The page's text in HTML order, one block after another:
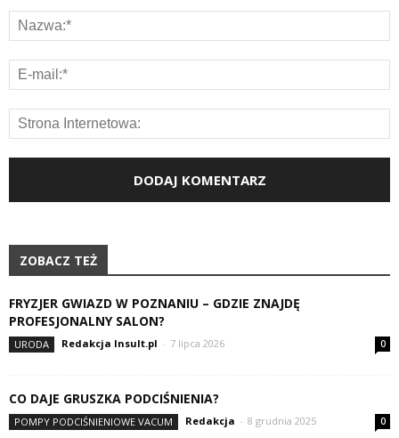
ZOBACZ TEŻ
FRYZJER GWIAZD W POZNANIU – GDZIE ZNAJDĘ
PROFESJONALNY SALON?
URODA Redakcja Insult.pl - 7 lipca 2026 0
CO DAJE GRUSZKA PODCIŚNIENIA?
POMPY PODCIŚNIENIOWE VACUM Redakcja - 8 grudnia 2025 0